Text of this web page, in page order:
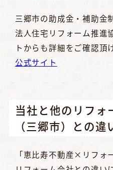
三郷市の助成金・補助金
法人住宅リフォーム推進
トからも詳細をご確認頂
公式サイト
当社と他のリフォ
（三郷市）との違
「恵比寿不動産×リフォ